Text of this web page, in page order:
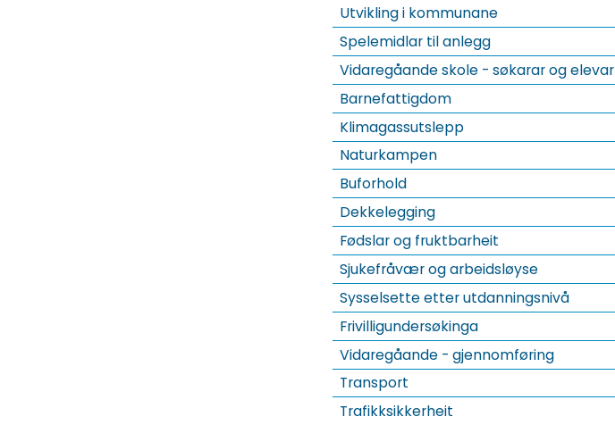
Utvikling i kommunane
Spelemidlar til anlegg
Vidaregåande skole - søkarar og elevar
Barnefattigdom
Klimagassutslepp
Naturkampen
Buforhold
Dekkelegging
Fødslar og fruktbarheit
Sjukefråvær og arbeidsløyse
Sysselsette etter utdanningsnivå
Frivilligundersøkinga
Vidaregåande - gjennomføring
Transport
Trafikksikkerheit